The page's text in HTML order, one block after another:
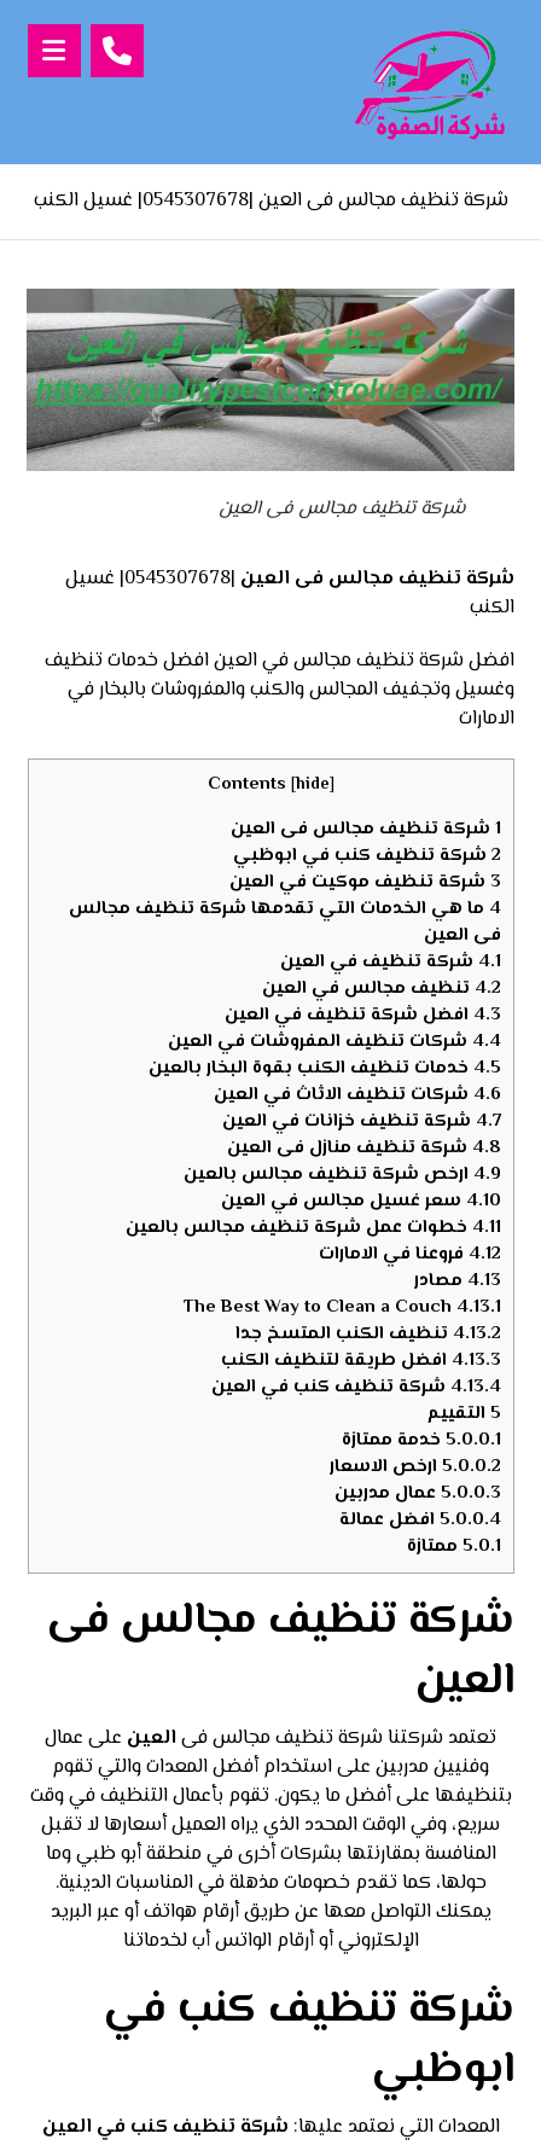
شركة تنظيف مجالس فى العين |0545307678| غسيل الكنب
شركة تنظيف مجالس فى العين
شركة تنظيف مجالس فى العين
|0545307678| غسيل
الكنب
افضل شركة تنظيف مجالس في العين افضل خدمات تنظيف
وغسيل وتجفيف المجالس والكنب والمفروشات بالبخار في
الامارات
Contents [hide]
1 شركة تنظيف مجالس فى العين
2 شركة تنظيف كنب في ابوظبي
3 شركة تنظيف موكيت في العين
4 ما هي الخدمات التي تقدمها شركة تنظيف مجالس
فى العين
4.1 شركة تنظيف في العين
4.2 تنظيف مجالس في العين
4.3 افضل شركة تنظيف في العين
4.4 شركات تنظيف المفروشات في العين
4.5 خدمات تنظيف الكنب بقوة البخار بالعين
4.6 شركات تنظيف الاثاث في العين
4.7 شركة تنظيف خزانات في العين
4.8 شركة تنظيف منازل فى العين
4.9 ارخص شركة تنظيف مجالس بالعين
4.10 سعر غسيل مجالس في العين
4.11 خطوات عمل شركة تنظيف مجالس بالعين
4.12 فروعنا في الامارات
4.13 مصادر
4.13.1
4.13.2 تنظيف الكنب المتسخ جدا
4.13.3 افضل طريقة لتنظيف الكنب
4.13.4 شركة تنظيف كنب في العين
5 التقييم
5.0.0.1 خدمة ممتازة
5.0.0.2 ارخص الاسعار
5.0.0.3 عمال مدربين
5.0.0.4 افضل عمالة
5.0.1 ممتازة
شركة تنظيف مجالس فى
العين
تعتمد شركتنا شركة تنظيف مجالس فى العين على عمال
وفنيين مدربين على استخدام أفضل المعدات والتي تقوم
بتنظيفها على أفضل ما يكون. تقوم بأعمال التنظيف في وقت
سريع، وفي الوقت المحدد الذي يراه العميل أسعارها لا تقبل
المنافسة بمقارنتها بشركات أخرى في منطقة أبو ظبي وما
حولها، كما تقدم خصومات مذهلة في المناسبات الدينية.
يمكنك التواصل معها عن طريق أرقام هواتف أو عبر البريد
الإلكتروني أو أرقام الواتس أب لخدماتنا
شركة تنظيف كنب في
ابوظبي
المعدات التي نعتمد عليها: شركة تنظيف كنب في العين